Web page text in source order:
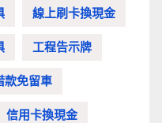
線上刷卡換現金
工程告示牌
款免留車
信用卡換現金